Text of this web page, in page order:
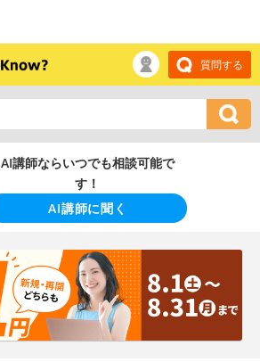
質問する
AI講師ならいつでも相談可能で
す！
AI講師に聞く